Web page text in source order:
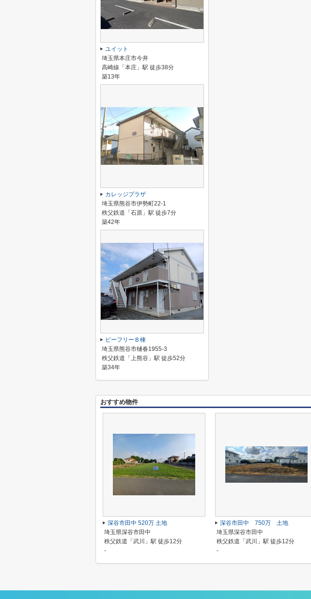
ユイット
埼玉県本庄市今井
高崎線「本庄」駅 徒歩38分
築13年
カレッジプラザ
埼玉県熊谷市伊勢町22-1
秩父鉄道「石原」駅 徒歩7分
築42年
ビーフリーＢ棟
埼玉県熊谷市樋春1955-3
秩父鉄道「上熊谷」駅 徒歩52分
築34年
おすすめ物件
深谷市田中 520万 土地
埼玉県深谷市田中
秩父鉄道「武川」駅 徒歩12分
-
深谷市田中 750万 土地
埼玉県深谷市田中
秩父鉄道「武川」駅 徒歩12分
-